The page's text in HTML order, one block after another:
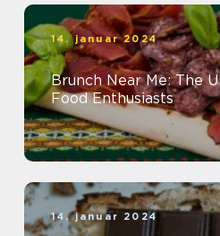
14. januar 2024
Brunch Near Me: The
Food Enthusiasts
14. januar 2024